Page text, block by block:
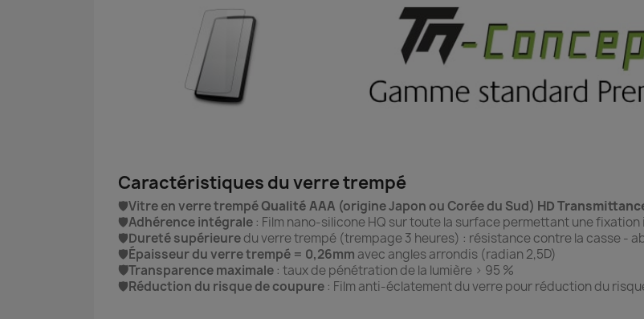
Caractéristiques du verre trempé
🛡️Vitre en verre trempéQualité AAA (origine Japon ou Corée du Sud) HD
🛡️Adhérence intégrale : Film nano-silicone HQ sur toute la surface permettant une
🛡️Dureté supérieuredu verre trempé (trempage 3 heures) : résistance contre la casse -
🛡️Épaisseur du verre trempé = 0,26mm avec angles arrondis (radian 2,5D)
🛡️Transparence maximale : taux de pénétration de la lumière > 95 %
🛡️Réduction du risque de coupure : Film anti-éclatement du verre pour réduction du